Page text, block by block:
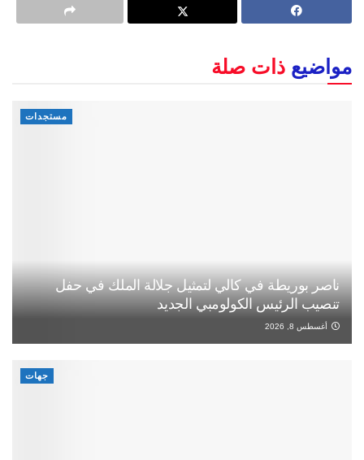
مواضيع ذات صلة
مستجدات
ناصر بوريطة في كالي لتمثيل جلالة الملك في حفل
تنصيب الرئيس الكولومبي الجديد
أغسطس 8, 2026
جهات